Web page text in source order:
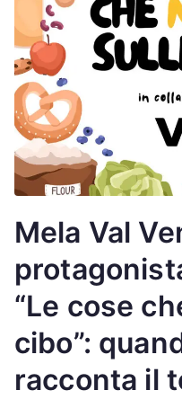
Mela Val
“Le cose
cibo”:
racconta il